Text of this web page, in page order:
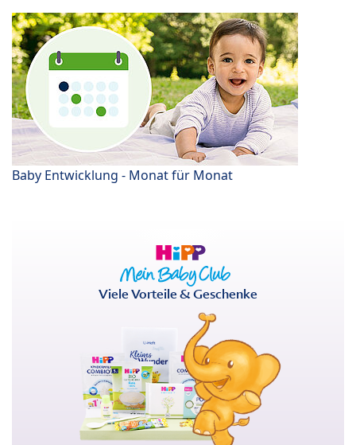
Baby Entwicklung - Monat für Monat
Viele Vorteile & Geschenke